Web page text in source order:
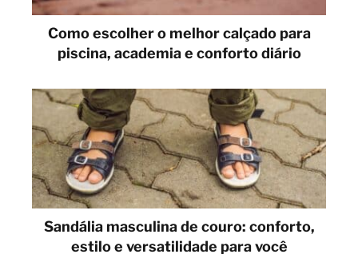
Como escolher o melhor calçado para
piscina, academia e conforto diário
Sandália masculina de couro: conforto,
estilo e versatilidade para você